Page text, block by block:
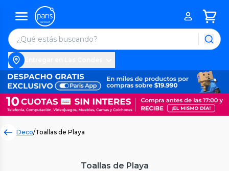
Deco/Toallas de Playa
Toallas de Playa